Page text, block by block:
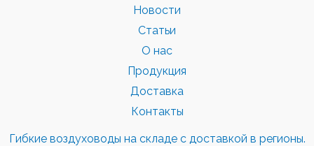
Новости
Статьи
О нас
Продукция
Доставка
Контакты
Гибкие воздуховоды на складе с доставкой в регионы.